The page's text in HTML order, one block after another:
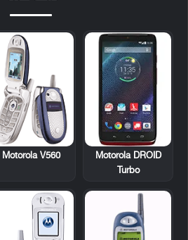
Motorola DROID
Turbo
Motorola V560